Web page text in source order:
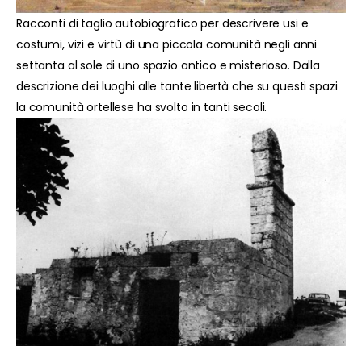
Racconti di taglio autobiografico per descrivere usi e
costumi, vizi e virtù di una piccola comunità negli anni
settanta al sole di uno spazio antico e misterioso. Dalla
descrizione dei luoghi alle tante libertà che su questi spazi
la comunità ortellese ha svolto in tanti secoli.